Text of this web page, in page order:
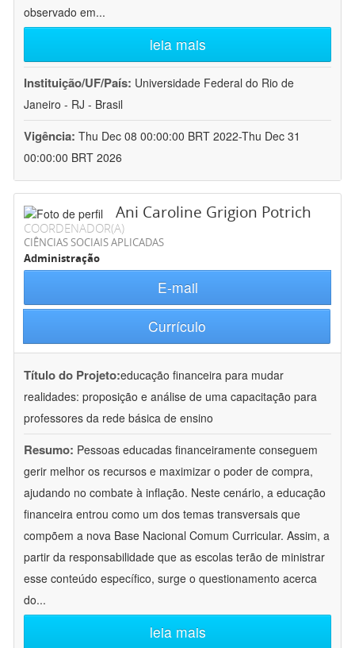
observado em...
leia mais
Instituição/UF/País: Universidade Federal do Rio de
Janeiro - RJ - Brasil
Vigência: Thu Dec 08 00:00:00 BRT 2022-Thu Dec 31
00:00:00 BRT 2026
Ani Caroline Grigion Potrich
COORDENADOR(A)
CIÊNCIAS SOCIAIS APLICADAS
Administração
E-mail
Currículo
Título do Projeto:educação financeira para mudar
realidades: proposição e análise de uma capacitação para
professores da rede básica de ensino
Resumo: Pessoas educadas financeiramente conseguem
gerir melhor os recursos e maximizar o poder de compra,
ajudando no combate à inflação. Neste cenário, a educação
financeira entrou como um dos temas transversais que
compõem a nova Base Nacional Comum Curricular. Assim, a
partir da responsabilidade que as escolas terão de ministrar
esse conteúdo específico, surge o questionamento acerca
do...
leia mais